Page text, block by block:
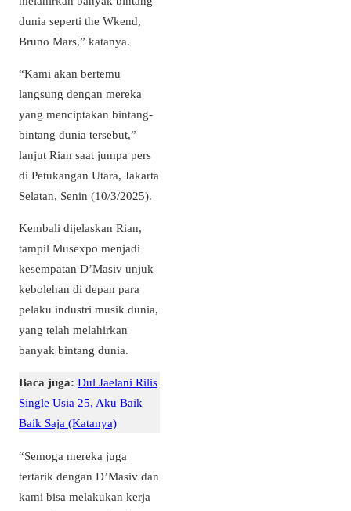
dunia seperti the Wkend,
Bruno Mars,” katanya.
“Kami akan bertemu
langsung dengan mereka
yang menciptakan bintang-
bintang dunia tersebut,”
lanjut Rian saat jumpa pers
di Petukangan Utara, Jakarta
Selatan, Senin (10/3/2025).
Kembali dijelaskan Rian,
tampil Musexpo menjadi
kesempatan D’Masiv unjuk
kebolehan di depan para
pelaku industri musik dunia,
yang telah melahirkan
banyak bintang dunia.
Baca juga: Dul Jaelani Rilis
Single Usia 25, Aku Baik
Baik Saja (Katanya)
“Semoga mereka juga
tertarik dengan D’Masiv dan
kami bisa melakukan kerja